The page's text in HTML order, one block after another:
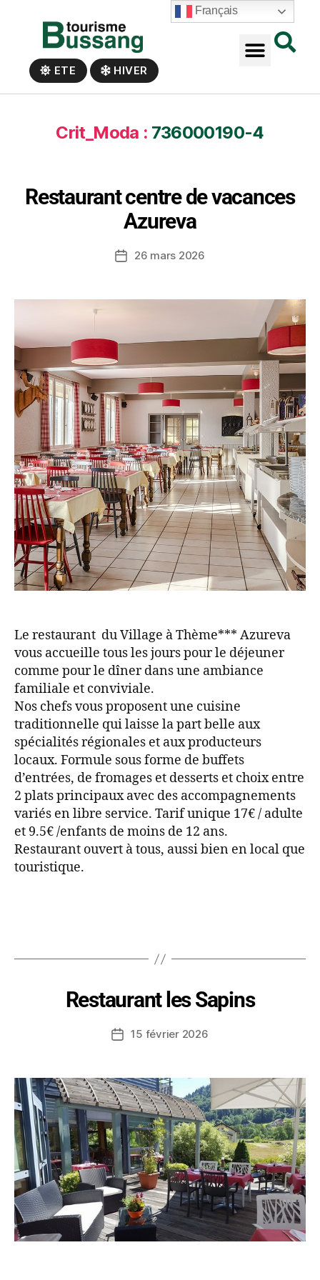
ETE HIVER
Crit_Moda : 736000190-4
Restaurant centre de vacances
Azureva
26 mars 2026
Le restaurant du Village à Thème*** Azureva
vous accueille tous les jours pour le déjeuner
comme pour le dîner dans une ambiance
familiale et conviviale.
Nos chefs vous proposent une cuisine
traditionnelle qui laisse la part belle aux
spécialités régionales et aux producteurs
locaux. Formule sous forme de buffets
d’entrées, de fromages et desserts et choix entre
2 plats principaux avec des accompagnements
variés en libre service. Tarif unique 17€ / adulte
et 9.5€ /enfants de moins de 12 ans.
Restaurant ouvert à tous, aussi bien en local que
touristique.
Restaurant les Sapins
15 février 2026
Français
Panneau de gestion des cookies